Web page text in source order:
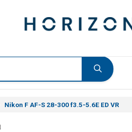
Nikon F AF-S 28-300 f3.5-5.6E ED VR